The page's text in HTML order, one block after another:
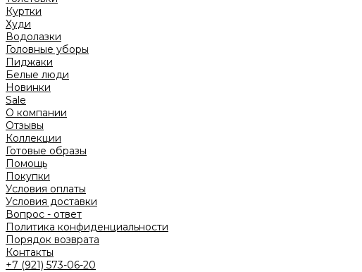
Куртки
Худи
Водолазки
Головные уборы
Пиджаки
Белые люди
Новинки
Sale
О компании
Отзывы
Коллекции
Готовые образы
Помощь
Покупки
Условия оплаты
Условия доставки
Вопрос - ответ
Политика конфиденциальности
Порядок возврата
Контакты
+7 (921) 573-06-20